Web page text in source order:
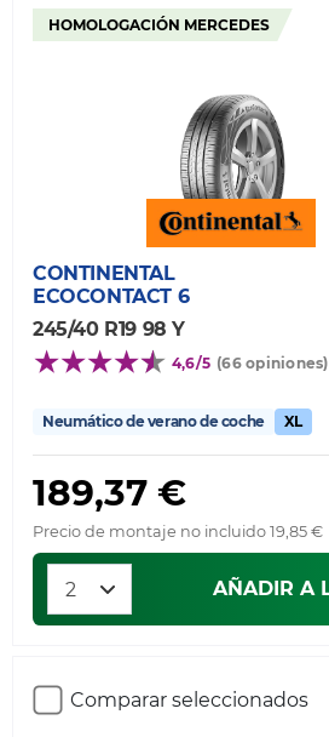
HOMOLOGACIÓN MERCEDES
CONTINENTAL
ECOCONTACT 6
245/40 R19 98 Y
4,6/5 (66 opiniones)
Neumático de verano de coche XL
189,37 €
Precio de montaje no incluido 19,85 €
AÑADIR A
Comparar seleccionados